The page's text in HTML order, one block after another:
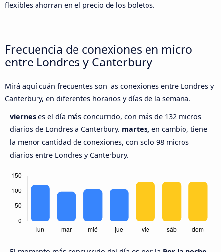
flexibles ahorran en el precio de los boletos.
Frecuencia de conexiones en micro
entre Londres y Canterbury
Mirá aquí cuán frecuentes son las conexiones entre Londres y
Canterbury, en diferentes horarios y días de la semana.
viernes es el día más concurrido, con más de 132 micros
diarios de Londres a Canterbury. martes, en cambio, tiene
la menor cantidad de conexiones, con solo 98 micros
diarios entre Londres y Canterbury.